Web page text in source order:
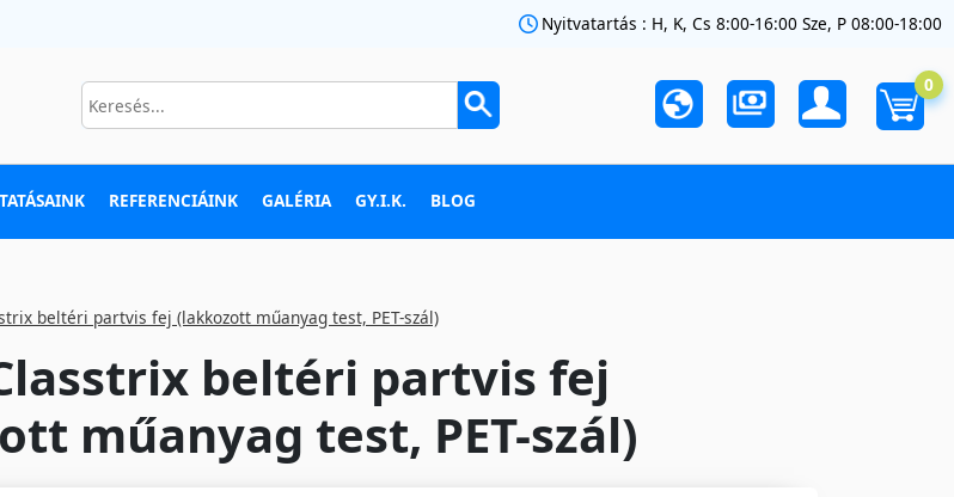
Nyitvatartás : H, K, Cs 8:00-16:00 Sze, P 08:00-18:00
0
REFERENCIÁINK GALÉRIA GY.I.K. BLOG
beltéri partvis fej (lakkozott műanyag test, PET-szál)
beltéri partvis fej
műanyag test, PET-szál)